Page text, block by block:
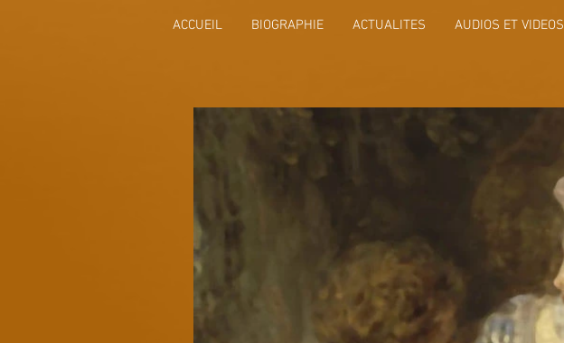
ACCUEIL BIOGRAPHIE ACTUALITES AUDIOS ET VIDEOS